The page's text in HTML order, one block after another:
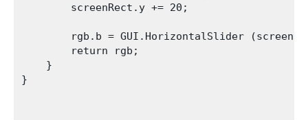
        screenRect.y += 20;
rgb.b = GUI.HorizontalSlider
        return rgb;
    }
}